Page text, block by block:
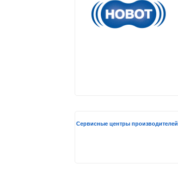
Сервисные центры производителей